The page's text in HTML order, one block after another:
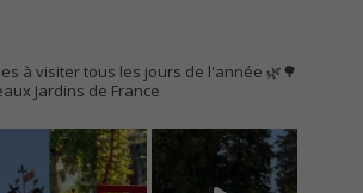
à visiter tous les jours de l'année 🌿🌳
Jardins de France